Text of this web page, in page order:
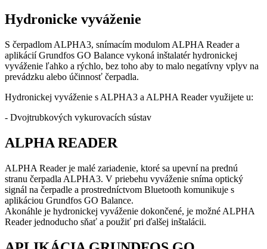
Hydronicke vyváženie
S čerpadlom ALPHA3, snímacím modulom ALPHA Reader a
aplikácií Grundfos GO Balance vykoná inštalatér hydronickej
vyváženie ľahko a rýchlo, bez toho aby to malo negatívny vplyv na
prevádzku alebo účinnosť čerpadla.
Hydronickej vyváženie s ALPHA3 a ALPHA Reader využijete u:
- Dvojtrubkových vykurovacích sústav
ALPHA READER
ALPHA Reader je malé zariadenie, ktoré sa upevní na prednú
stranu čerpadla ALPHA3. V priebehu vyváženie sníma optický
signál na čerpadle a prostredníctvom Bluetooth komunikuje s
aplikáciou Grundfos GO Balance.
Akonáhle je hydronickej vyváženie dokončené, je možné ALPHA
Reader jednoducho sňať a použiť pri ďalšej inštalácii.